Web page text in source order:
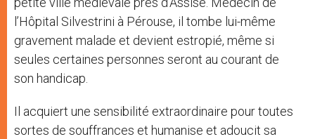
l’Hôpital Silvestrini à Pérouse, il tombe lui-même
gravement malade et devient estropié, même si
seules certaines personnes seront au courant de
son handicap.
Il acquiert une sensibilité extraordinaire pour toutes
sortes de souffrances et humanise et adoucit sa